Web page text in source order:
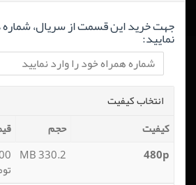
جهت خرید این قسمت از سریال، شماره
نمایید:
انتخاب کیفیت
کیفیت
حجم
480p
330.2 MB